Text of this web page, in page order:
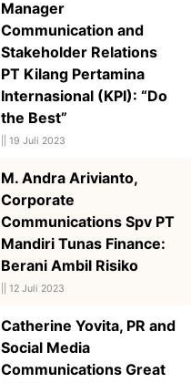
Manager
Communication and
Stakeholder Relations
PT Kilang Pertamina
Internasional (KPI): “Do
the Best”
19 Juli 2023
M. Andra Arivianto,
Corporate
Communications Spv PT
Mandiri Tunas Finance:
Berani Ambil Risiko
12 Juli 2023
Catherine Yovita, PR and
Social Media
Communications Great